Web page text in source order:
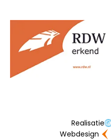
Realisatie
Webdesign